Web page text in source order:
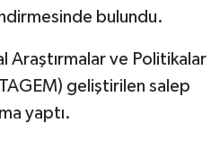
bulundu.
Araştırmalar ve Politikalar
geliştirilen salep
yaptı.